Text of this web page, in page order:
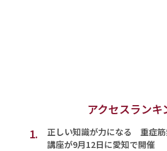
アクセスランキ
1.
正しい知識が力になる 重症
講座が9月12日に愛知で開催